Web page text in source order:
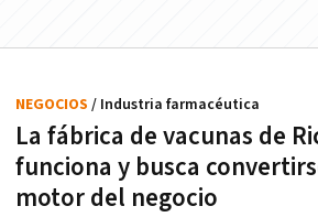
La fábrica de vacunas de
funciona y busca
motor del negocio
NEGOCIOS / Industria farmacéutica